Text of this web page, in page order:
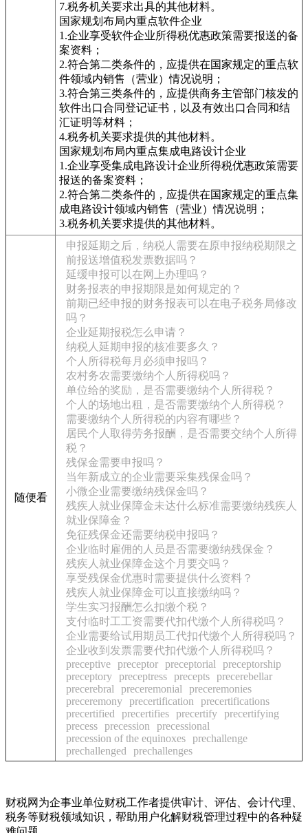
7.税务机关要求出具的其他材料。
国家规划布局内重点软件企业
1.企业享受软件企业所得税优惠政策需要报送的备
案资料；
2.符合第二类条件的，应提供在国家规定的重点软
件领域内销售（营业）情况说明；
3.符合第三类条件的，应提供商务主管部门核发的
软件出口合同登记证书，以及有效出口合同和结
汇证明等材料；
4.税务机关要求提供的其他材料。
国家规划布局内重点集成电路设计企业
1.企业享受集成电路设计企业所得税优惠政策需要
报送的备案资料；
2.符合第二类条件的，应提供在国家规定的重点集
成电路设计领域内销售（营业）情况说明；
3.税务机关要求提供的其他材料。
随便看
申报延期之后，纳税人需要在原申报纳税期限之
前报送增值税发票数据吗？
延缓申报可以在网上办理吗？
财务报表的申报期限是如何规定的？
前期已经申报的财务报表可以在电子税务局修改
吗？
企业延期报税怎么申请？
纳税人延期申报的核准要多久？
个人所得税每月必须申报吗？
农村务农需要缴纳个人所得税吗？
单位给的奖励，是否需要缴纳个人所得税？
个人的场地出租，是否需要缴纳个人所得税？
需要缴纳个人所得税的内容有哪些？
居民个人取得劳务报酬，是否需要交纳个人所得
税？
残保金需要申报吗？
当年新成立的企业需要采集残保金吗？
小微企业需要缴纳残保金吗？
残疾人就业保障金未达什么标准需要缴纳残疾人
就业保障金？
免征残保金还需要纳税申报吗？
企业临时雇佣的人员是否需要缴纳残保金？
残疾人就业保障金这个月要交吗？
享受残保金优惠时需要提供什么资料？
残疾人就业保障金可以直接缴纳吗？
学生实习报酬怎么扣缴个税？
支付临时工工资需要代扣代缴个人所得税吗？
企业需要给试用期员工代扣代缴个人所得税吗？
企业收到发票需要代扣代缴个人所得税吗？
preceptive preceptor preceptorial
preceptorship
preceptory preceptress precepts precerebellar
precerebral
preceremonial
preceremonies
preceremony precertification
precertifications
precertified
precertifies precertify precertifying
precess precession
precessional
precession of the equinoxes prechallenge
prechallenged
prechallenges
财税网为企事业单位财税工作者提供审计、评估、会计代理、
税务等财税领域知识，帮助用户化解财税管理过程中的各种疑